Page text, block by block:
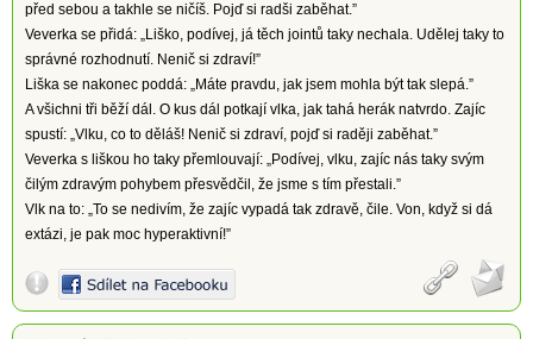
před sebou a takhle se ničíš. Pojď si radši zaběhat.”
Veverka se přidá: „Liško, podívej, já těch jointů taky nechala. Udělej taky to
správné rozhodnutí. Nenič si zdraví!”
Liška se nakonec poddá: „Máte pravdu, jak jsem mohla být tak slepá.”
A všichni tři běží dál. O kus dál potkají vlka, jak tahá herák natvrdo. Zajíc
spustí: „Vlku, co to děláš! Nenič si zdraví, pojď si raději zaběhat.”
Veverka s liškou ho taky přemlouvají: „Podívej, vlku, zajíc nás taky svým
čilým zdravým pohybem přesvědčil, že jsme s tím přestali.”
Vlk na to: „To se nedivím, že zajíc vypadá tak zdravě, čile. Von, když si dá
extázi, je pak moc hyperaktivní!”